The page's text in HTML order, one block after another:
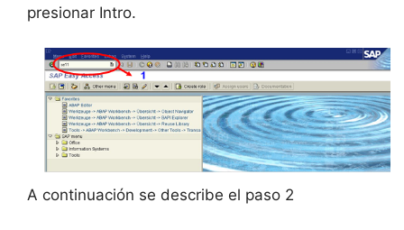
presionar Intro.
A continuación se describe el paso 2